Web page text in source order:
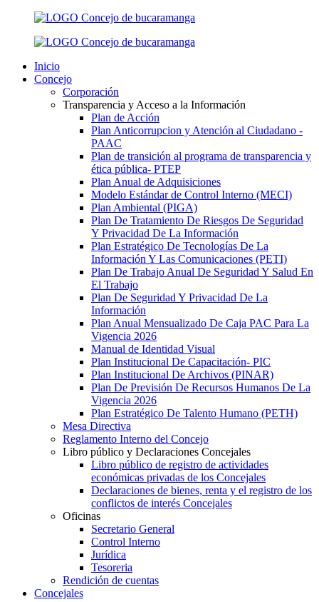
Inicio
Concejo
Corporación
Transparencia y Acceso a la Información
Plan de Acción
Plan Anticorrupcion y Atención al Ciudadano -
PAAC
Plan de transición al programa de transparencia y
ética pública- РТЕР
Plan Anual de Adquisiciones
Modelo Estándar de Control Interno (MECI)
Plan Ambiental (PIGA)
Plan De Tratamiento De Riesgos De Seguridad
Y Privacidad De La Información
Plan Estratégico De Tecnologías De La
Información Y Las Comunicaciones (PETI)
Plan De Trabajo Anual De Seguridad Y Salud En
El Trabajo
Plan De Seguridad Y Privacidad De La
Información
Plan Anual Mensualizado De Caja PAC Para La
Vigencia 2026
Manual de Identidad Visual
Plan Institucional De Capacitación- PIC
Plan Institucional De Archivos (PINAR)
Plan De Previsión De Recursos Humanos De La
Vigencia 2026
Plan Estratégico De Talento Humano (PETH)
Mesa Directiva
Reglamento Interno del Concejo
Libro público y Declaraciones Concejales
Libro público de registro de actividades
económicas privadas de los Concejales
Declaraciones de bienes, renta y el registro de los
conflictos de interés Concejales
Oficinas
Secretario General
Control Interno
Jurídica
Tesoreria
Rendición de cuentas
Concejales